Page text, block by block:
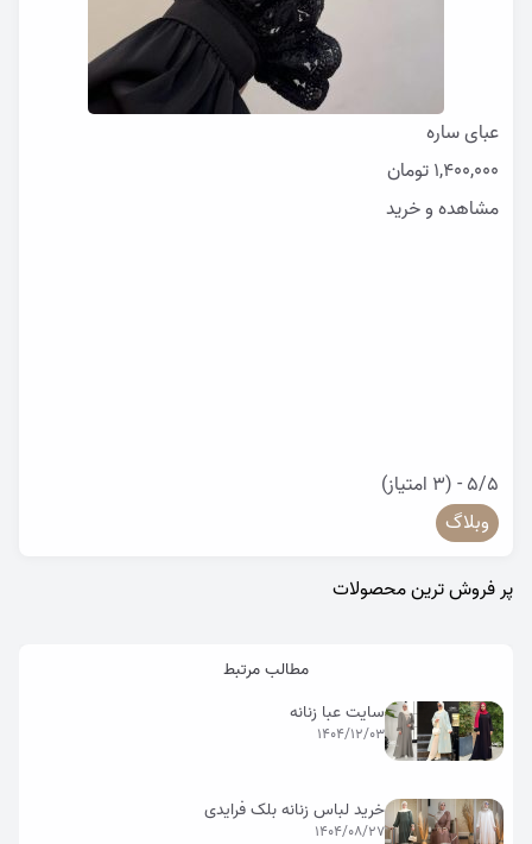
عبای ساره
1,400,000تومان
مشاهده و خرید
5/5 - (3 امتیاز)
وبلاگ
پر فروش ترین محصولات
مطالب مرتبط
سایت عبا زنانه
1404/12/03
خرید لباس زنانه بلک فرایدی
1404/08/27